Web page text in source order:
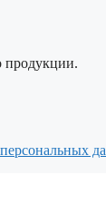
продукции.